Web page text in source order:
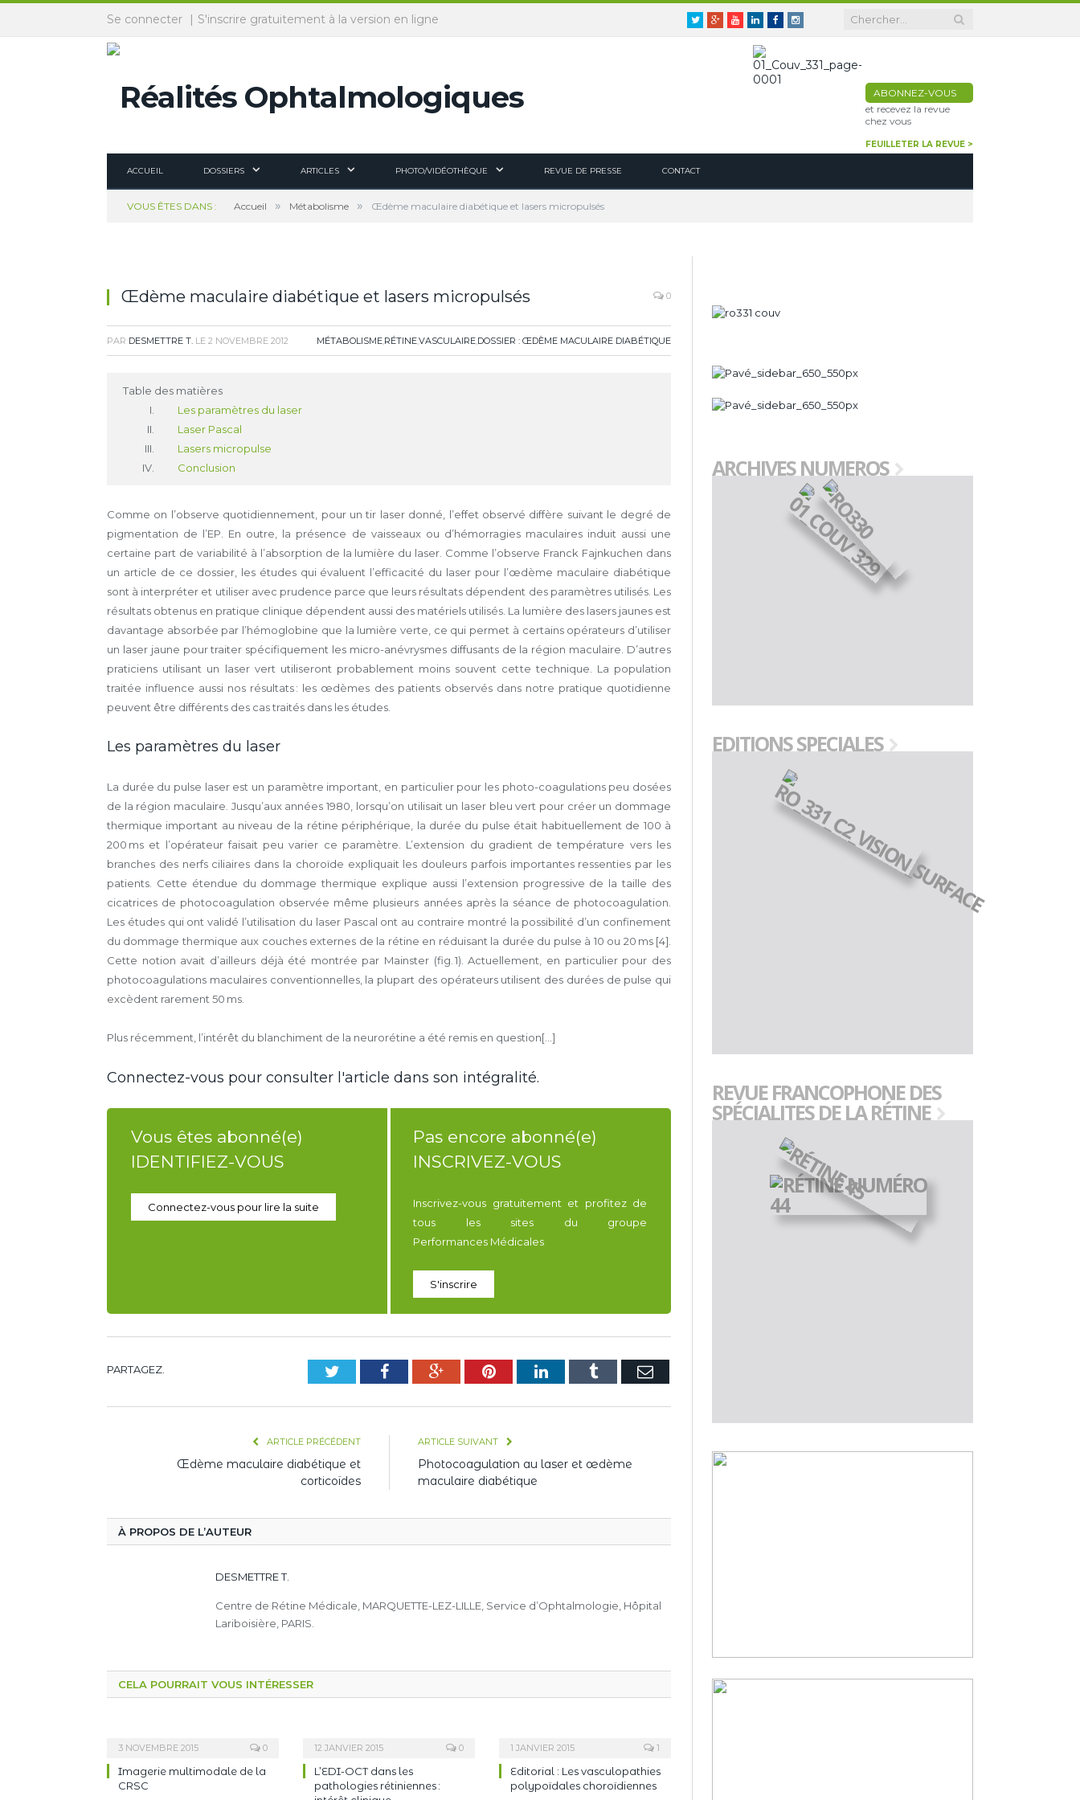
Panneau de gestion des cookies
TwitterGoogle+YoutubeLinkedinFacebookInstagram
Se connecter S'inscrire gratuitement à la version en ligne
ABONNEZ-VOUS
et recevez la revue
chez vous
FEUILLETER LA REVUE >
ACCUEIL DOSSIERS ARTICLES PHOTO/VIDÉOTHÈQUE REVUE DE PRESSE CONTACT
VOUS ÊTES DANS : Accueil » Métabolisme » Œdème maculaire diabétique et lasers micropulsés
Œdème maculaire diabétique et lasers micropulsés 0
PAR DESMETTRE T. LE 2 NOVEMBRE 2012 MÉTABOLISME,RÉTINE,VASCULAIRE,DOSSIER : ŒDÈME MACULAIRE DIABÉTIQUE
Table des matières
Les paramètres du laser
Laser Pascal
Lasers micropulse
Conclusion
Comme on l’observe quotidiennement, pour un tir laser donné, l’effet observé diffère suivant le degré de
pigmentation de l’EP. En outre, la présence de vaisseaux ou d’hémorragies maculaires induit aussi une
certaine part de variabilité à l’absorption de la lumière du laser. Comme l’observe Franck Fajnkuchen dans
un article de ce dossier, les études qui évaluent l’efficacité du laser pour l’œdème maculaire diabétique
sont à interpréter et utiliser avec prudence parce que leurs résultats dépendent des paramètres utilisés. Les
résultats obtenus en pratique clinique dépendent aussi des matériels utilisés. La lumière des lasers jaunes est
davantage absorbée par l’hémoglobine que la lumière verte, ce qui permet à certains opérateurs d’utiliser
un laser jaune pour traiter spécifiquement les micro-anévrysmes diffusants de la région maculaire. D’autres
praticiens utilisant un laser vert utiliseront probablement moins souvent cette technique. La population
traitée influence aussi nos résultats : les œdèmes des patients observés dans notre pratique quotidienne
peuvent être différents des cas traités dans les études.
Les paramètres du laser
La durée du pulse laser est un paramètre important, en particulier pour les photo-coagulations peu dosées
de la région maculaire. Jusqu’aux années 1980, lorsqu’on utilisait un laser bleu vert pour créer un dommage
thermique important au niveau de la rétine périphérique, la durée du pulse était habituellement de 100 à
200 ms et l’opérateur faisait peu varier ce paramètre. L’extension du gradient de température vers les
branches des nerfs ciliaires dans la choroïde expliquait les douleurs parfois importantes ressenties par les
patients. Cette étendue du dommage thermique explique aussi l’extension progressive de la taille des
cicatrices de photocoagulation observée même plusieurs années après la séance de photocoagulation.
Les études qui ont validé l’utilisation du laser Pascal ont au contraire montré la possibilité d’un confinement
du dommage thermique aux couches externes de la rétine en réduisant la durée du pulse à 10 ou 20 ms [4].
Cette notion avait d’ailleurs déjà été montrée par Mainster (fig. 1). Actuellement, en particulier pour des
photocoagulations maculaires conventionnelles, la plupart des opérateurs utilisent des durées de pulse qui
excèdent rarement 50 ms.
Plus récemment, l’intérêt du blanchiment de la neurorétine a été remis en question[...]
Connectez-vous pour consulter l'article dans son intégralité.
Vous êtes abonné(e)
IDENTIFIEZ-VOUS
Connectez-vous pour lire la suite
Pas encore abonné(e)
INSCRIVEZ-VOUS
Inscrivez-vous gratuitement et profitez de
tous les sites du groupe
Performances Médicales
S'inscrire
PARTAGEZ. TwitterFacebookGoogle+PinterestLinkedInTumblr E-
ARTICLE PRÉCÉDENT
Œdème maculaire diabétique et
corticoïdes
ARTICLE SUIVANT
Photocoagulation au laser et œdème
maculaire diabétique
À PROPOS DE L’AUTEUR
DESMETTRE T.
Centre de Rétine Médicale, MARQUETTE-LEZ-LILLE, Service d’Ophtalmologie, Hôpital
Lariboisière, PARIS.
CELA POURRAIT VOUS INTÉRESSER
3 NOVEMBRE 2015 0
Imagerie multimodale de la
CRSC
12 JANVIER 2015 0
L’EDI-OCT dans les
pathologies rétiniennes :
1 JANVIER 2015 1
Editorial : Les vasculopathies
polypoïdales choroïdiennes
ARCHIVES NUMEROS
EDITIONS SPECIALES
REVUE FRANCOPHONE DES
SPÉCIALITES DE LA RÉTINE